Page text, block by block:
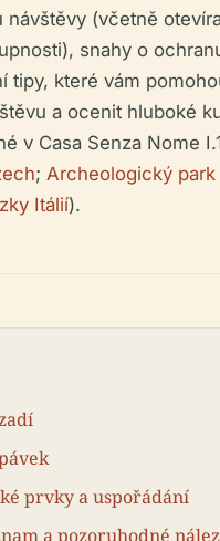
návštěvy (včetně
snahy o
tipy, které vám
a ocenit hluboké
v Casa Senza Nome
; Archeologický park
Itálií).
prvky a uspořádání
a pozoruhodné